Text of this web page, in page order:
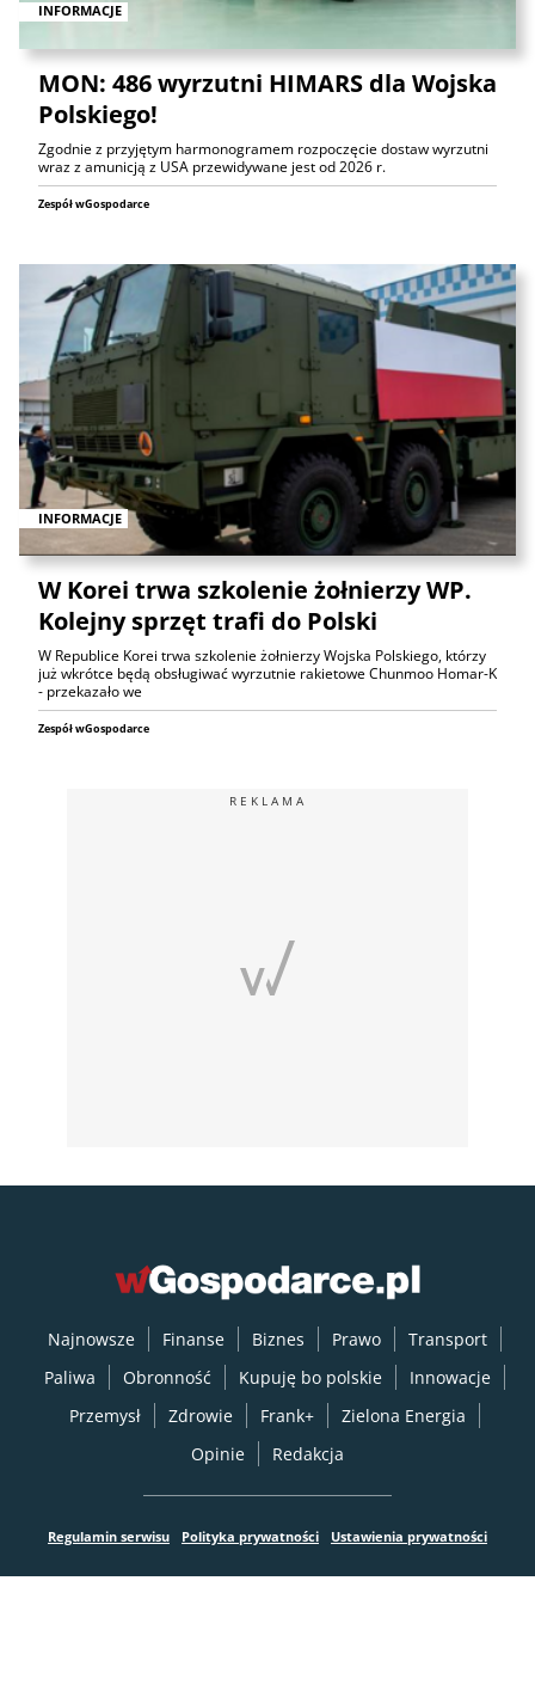
INFORMACJE
MON: 486 wyrzutni HIMARS dla Wojska
Polskiego!
Zgodnie z przyjętym harmonogramem rozpoczęcie dostaw wyrzutni
wraz z amunicją z USA przewidywane jest od 2026 r.
Zespół wGospodarce
INFORMACJE
W Korei trwa szkolenie żołnierzy WP.
Kolejny sprzęt trafi do Polski
W Republice Korei trwa szkolenie żołnierzy Wojska Polskiego, którzy
już wkrótce będą obsługiwać wyrzutnie rakietowe Chunmoo Homar-K
- przekazało we
Zespół wGospodarce
REKLAMA
Najnowsze Finanse Biznes Prawo
Transport
Paliwa
Obronność Kupuję bo polskie
Innowacje
Przemysł
Zdrowie Frank+
Zielona Energia
Opinie
Redakcja
Regulamin serwisu Polityka prywatności Ustawienia prywatności